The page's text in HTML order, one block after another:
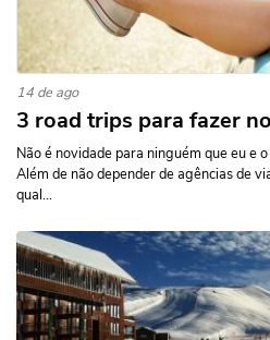
14 de ago
3 road trips para fazer
Não é novidade para ninguém que eu e
Além de não depender de agências de
qual...